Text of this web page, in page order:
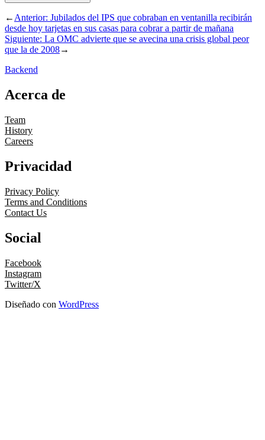
←Anterior: Jubilados del IPS que cobraban en ventanilla recibirán
desde hoy tarjetas en sus casas para cobrar a partir de mañana
Siguiente: La OMC advierte que se avecina una crisis global peor
que la de 2008→
Backend
Acerca de
Team
History
Careers
Privacidad
Privacy Policy
Terms and Conditions
Contact Us
Social
Facebook
Instagram
Twitter/X
Diseñado con WordPress